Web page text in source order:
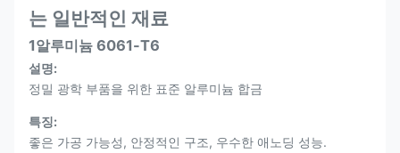
는 일반적인 재료
1알루미늄 6061-T6
설명:
정밀 광학 부품을 위한 표준 알루미늄 합금
특징:
좋은 가공 가능성, 안정적인 구조, 우수한 애노딩 성능.